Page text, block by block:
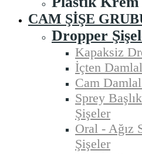
CAM ŞIŞE
Dropper
Kapaksiz
İçten
Cam
Sprey
Şişeler
Oral - Ağız
Şişeler